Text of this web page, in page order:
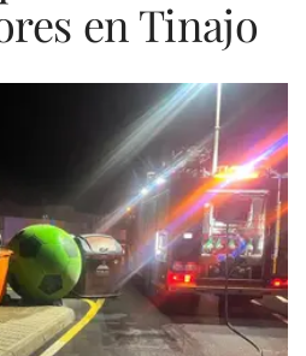
en Tinajo